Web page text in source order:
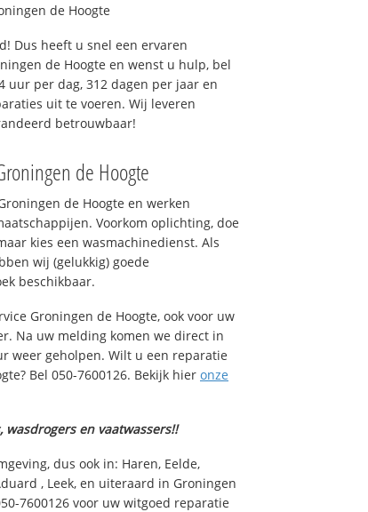
de Hoogte
Dus heeft u snel een ervaren
de Hoogte en wenst u hulp, bel
uur per dag, 312 dagen per jaar en
uit te voeren. Wij leveren
betrouwbaar!
de Hoogte
de Hoogte en werken
Voorkom oplichting, doe
kies een wasmachinedienst. Als
wij (gelukkig) goede
beschikbaar.
Groningen de Hoogte, ook voor uw
Na uw melding komen we direct in
weer geholpen. Wilt u een reparatie
Bel 050-7600126. Bekijk hier onze
en vaatwassers!!
dus ook in: Haren, Eelde,
, Leek, en uiteraard in Groningen
7600126 voor uw witgoed reparatie